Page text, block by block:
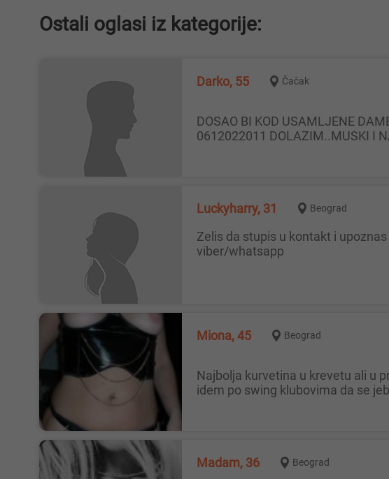
Ostali oglasi iz kategorije:
Darko, 55 Čačak
DOSAO BI KOD USAMLJENE DAME KOJA JE ZA POVREMENO DRUZENJE.DALJINA NIJE PROBLEM.DAME JAVITE SE NA
0612022011 DOLAZIM..MUSKI I
Luckyharry, 31 Beograd
Zelis da stupis u kontakt i upoznas bogate starije bake i zrelije dame po vise gradova u Srbiji i Evropi , javi se porukom na
viber/whatsapp
Miona, 45 Beograd
Najbolja kurvetina u krevetu ali u pravom smislu te reci, volim da pljujem po kurcini, imam 45 godina, nezasita sam, volim da
idem po swing klubovima da se
Madam, 36 Beograd